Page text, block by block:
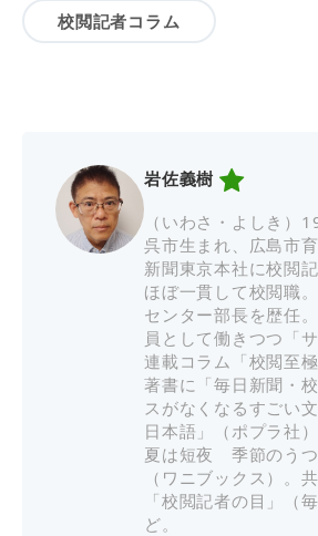
校閲記者コラム
岩佐義樹
（いわさ・よしき）
呉市生まれ、広島市
新聞東京本社に校閲
ほぼ一貫して校閲職
センター部長を歴任
員として働きつつ「
連載コラム「校閲至
著書に「毎日新聞・
スがなくなるすごい
日本語」（ポプラ社
夏は短夜 季節のうつ
（ワニブックス）。
「校閲記者の目」（
ど。